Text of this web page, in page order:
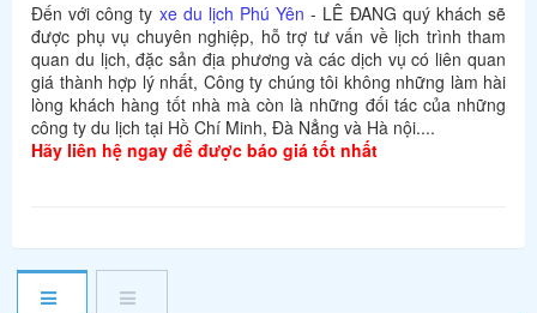
Đến với công ty xe du lịch Phú Yên - LÊ ĐANG quý khách sẽ
được phụ vụ chuyên nghiệp, hỗ trợ tư vấn về lịch trình tham
quan du lịch, đặc sản địa phương và các dịch vụ có liên quan
giá thành hợp lý nhất, Công ty chúng tôi không những làm hài
lòng khách hàng tốt nhà mà còn là những đối tác của những
công ty du lịch tại Hồ Chí Minh, Đà Nẳng và Hà nội....
Hãy liên hệ ngay để được báo giá tốt nhất